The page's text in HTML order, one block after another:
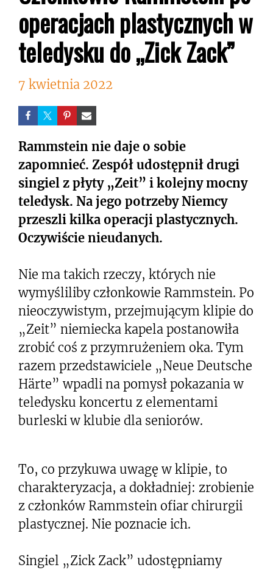
operacjach plastycznych w
teledysku do „Zick Zack”
7 kwietnia 2022
Rammstein nie daje o sobie
zapomnieć. Zespół udostępnił drugi
singiel z płyty „Zeit” i kolejny mocny
teledysk. Na jego potrzeby Niemcy
przeszli kilka operacji plastycznych.
Oczywiście nieudanych.
Nie ma takich rzeczy, których nie
wymyśliliby członkowie Rammstein. Po
nieoczywistym, przejmującym klipie do
„Zeit” niemiecka kapela postanowiła
zrobić coś z przymrużeniem oka. Tym
razem przedstawiciele „Neue Deutsche
Härte” wpadli na pomysł pokazania w
teledysku koncertu z elementami
burleski w klubie dla seniorów.
To, co przykuwa uwagę w klipie, to
charakteryzacja, a dokładniej: zrobienie
z członków Rammstein ofiar chirurgii
plastycznej. Nie poznacie ich.
Singiel „Zick Zack” udostępniamy